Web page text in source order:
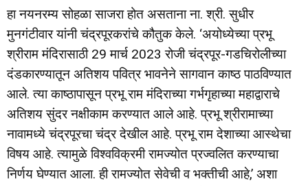
हा नयनरम्य सोहळा साजरा होत असताना ना. श्री. सुधीर
मुनगंटीवार यांनी चंद्रपूरकरांचे कौतुक केले. ‘अयोध्येच्या प्रभू
श्रीराम मंदिरासाठी 29 मार्च 2023 रोजी चंद्रपूर-गडचिरोलीच्या
दंडकारण्यातून अतिशय पवित्र भावनेने सागवान काष्ठ पाठविण्यात
आले. त्या काष्ठापासून प्रभू राम मंदिराच्या गर्भगृहाच्या महाद्वाराचे
अतिशय सुंदर नक्षीकाम करण्यात आले आहे. प्रभू श्रीरामाच्या
नावामध्ये चंद्रपूरचा चंद्र देखील आहे. प्रभू राम देशाच्या आस्थेचा
विषय आहे. त्यामुळे विश्वविक्रमी रामज्योत प्रज्वलित करण्याचा
निर्णय घेण्यात आला. ही रामज्योत सेवेची व भक्तीची आहे,’ अशा